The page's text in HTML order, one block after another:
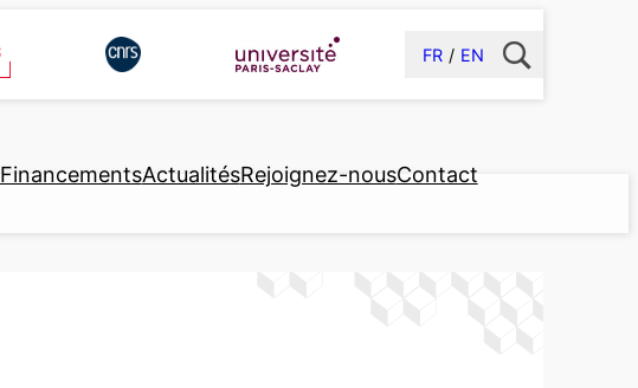
FR EN
FinancementsActualitésRejoignez-nousContact